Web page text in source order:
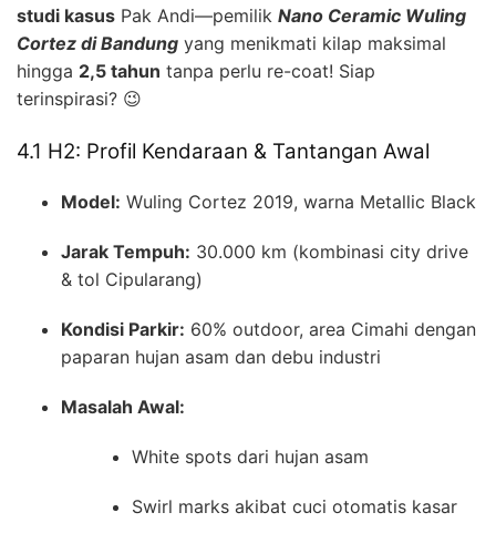
studi kasus Pak Andi—pemilik Nano Ceramic Wuling
Cortez di Bandung yang menikmati kilap maksimal
hingga 2,5 tahun tanpa perlu re-coat! Siap
terinspirasi? 😉
4.1 H2: Profil Kendaraan & Tantangan Awal
Model: Wuling Cortez 2019, warna Metallic Black
Jarak Tempuh: 30.000 km (kombinasi city drive
& tol Cipularang)
Kondisi Parkir: 60% outdoor, area Cimahi dengan
paparan hujan asam dan debu industri
Masalah Awal:
White spots dari hujan asam
Swirl marks akibat cuci otomatis kasar